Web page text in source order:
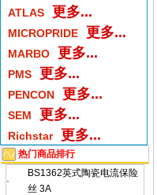
ATLAS 更多...
MICROPRIDE 更多...
MARBO 更多...
PMS 更多...
PENCON 更多...
SEM 更多...
Richstar 更多...
热门商品排行
·
BS1362英式陶瓷电流保险
丝 3A